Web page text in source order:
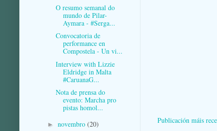
Publicación máis
O resumo semanal do
mundo de Pilar-
Aymara - #Serga...
Convocatoria de
performance en
Compostela - Un vi...
Interview with Lizzie
Eldridge in Malta
#CaruanaG...
Nota de prensa do
evento: Marcha pro
pistas homol...
► novembro (20)